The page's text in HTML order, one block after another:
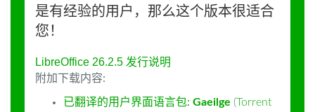
是有经验的用户，那么这个版本很适合
您！
LibreOffice 26.2.5 发行说明
附加下载内容:
已翻译的用户界面语言包: Gaeilge (Torrent